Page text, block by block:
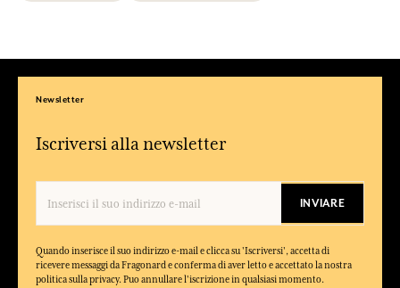
Newsletter
Iscriversi alla newsletter
INVIARE
Quando inserisce il suo indirizzo e-mail e clicca su 'Iscriversi', accetta di
ricevere messaggi da Fragonard e conferma di aver letto e accettato la nostra
politica sulla privacy. Puo annullare l'iscrizione in qualsiasi momento.